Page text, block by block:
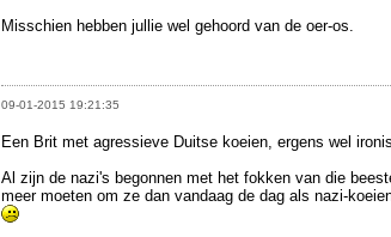
Misschien hebben jullie wel gehoord van de oer-os.
09-01-2015 19:21:35
Een Brit met agressieve Duitse koeien, ergens wel
Al zijn de nazi's begonnen met het fokken van die
meer moeten om ze dan vandaag de dag als nazi-